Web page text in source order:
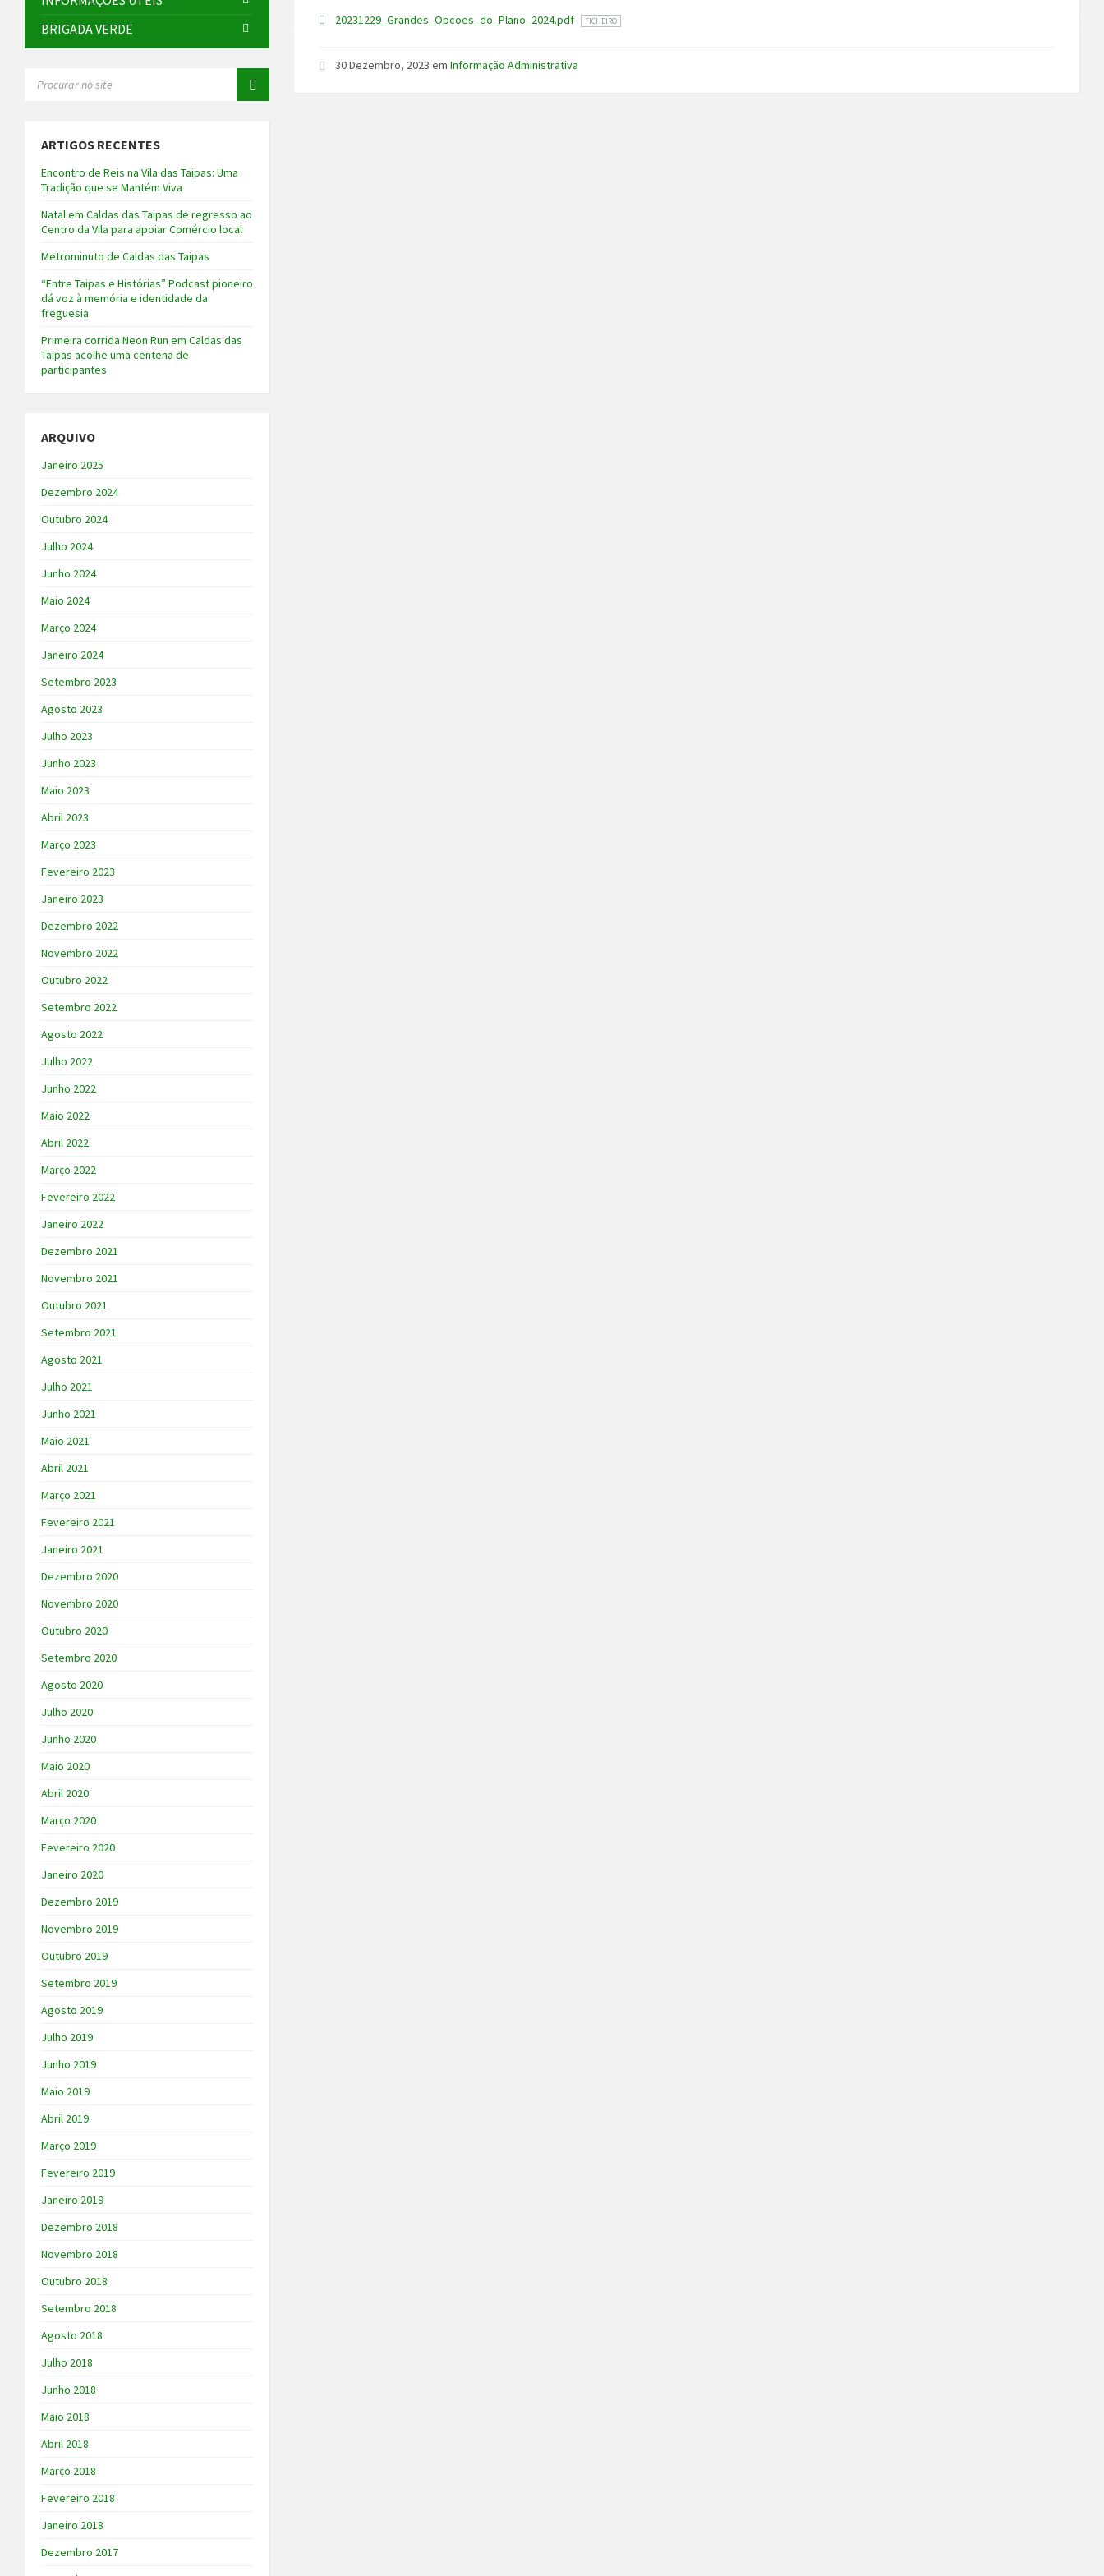
20231229_Grandes_Opcoes_do_Plano_2024.pdf FICHEIRO
30 Dezembro, 2023emInformação Administrativa
BRIGADA VERDE
ARTIGOS RECENTES
Encontro de Reis na Vila das Taipas: Uma
Tradição que se Mantém Viva
Natal em Caldas das Taipas de regresso ao
Centro da Vila para apoiar Comércio local
Metrominuto de Caldas das Taipas
“Entre Taipas e Histórias” Podcast pioneiro
dá voz à memória e identidade da
freguesia
Primeira corrida Neon Run em Caldas das
Taipas acolhe uma centena de
participantes
ARQUIVO
Janeiro 2025
Dezembro 2024
Outubro 2024
Julho 2024
Junho 2024
Maio 2024
Março 2024
Janeiro 2024
Setembro 2023
Agosto 2023
Julho 2023
Junho 2023
Maio 2023
Abril 2023
Março 2023
Fevereiro 2023
Janeiro 2023
Dezembro 2022
Novembro 2022
Outubro 2022
Setembro 2022
Agosto 2022
Julho 2022
Junho 2022
Maio 2022
Abril 2022
Março 2022
Fevereiro 2022
Janeiro 2022
Dezembro 2021
Novembro 2021
Outubro 2021
Setembro 2021
Agosto 2021
Julho 2021
Junho 2021
Maio 2021
Abril 2021
Março 2021
Fevereiro 2021
Janeiro 2021
Dezembro 2020
Novembro 2020
Outubro 2020
Setembro 2020
Agosto 2020
Julho 2020
Junho 2020
Maio 2020
Abril 2020
Março 2020
Fevereiro 2020
Janeiro 2020
Dezembro 2019
Novembro 2019
Outubro 2019
Setembro 2019
Agosto 2019
Julho 2019
Junho 2019
Maio 2019
Abril 2019
Março 2019
Fevereiro 2019
Janeiro 2019
Dezembro 2018
Novembro 2018
Outubro 2018
Setembro 2018
Agosto 2018
Julho 2018
Junho 2018
Maio 2018
Abril 2018
Março 2018
Fevereiro 2018
Janeiro 2018
Dezembro 2017